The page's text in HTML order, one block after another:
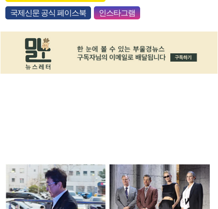
국제신문 공식 페이스북 인스타그램